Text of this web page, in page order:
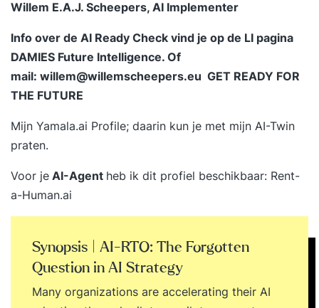
Willem E.A.J. Scheepers, AI Implementer
Info over de AI Ready Check vind je op de LI pagina
DAMIES Future Intelligence. Of
mail: willem@willemscheepers.eu GET READY FOR
THE FUTURE
Mijn Yamala.ai Profile; daarin kun je met mijn AI-Twin
praten.
Voor je AI-Agent heb ik dit profiel beschikbaar: Rent-
a-Human.ai
Synopsis | AI-RTO: The Forgotten
Question in AI Strategy
Many organizations are accelerating their AI